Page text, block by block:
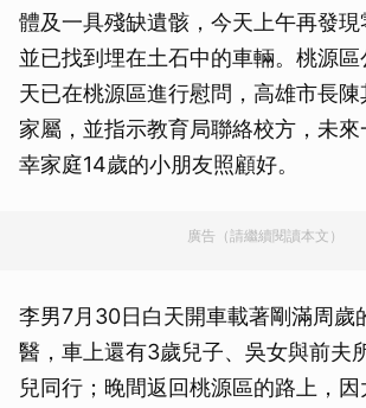
體及一具殘缺遺骸，今天上午再發現
並已找到埋在土石中的車輛。桃源
天已在桃源區進行慰問，高雄市長
家屬，並指示教育局聯絡校方，未
幸家庭14歲的小朋友照顧好。
廣告（請繼續閱讀本文）
李男7月30日白天開車載著剛滿周歲
醫，車上還有3歲兒子、吳女與前夫
兒同行；晚間返回桃源區的路上，因